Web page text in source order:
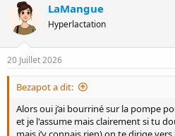
LaMangue
Hyperlactation
20 Juillet 2026
Bezapot a dit:
Alors oui j’ai bourriné sur la pompe
et je l'assume mais clairement si tu